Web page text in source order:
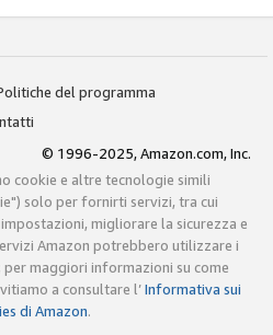
del programma
© 1996-2025, Amazon.com, Inc.
cookie e altre tecnologie simili
solo per fornirti servizi, tra cui
migliorare la sicurezza e
Amazon potrebbero utilizzare i
maggiori informazioni su come
a consultare l’Informativa sui
di Amazon.